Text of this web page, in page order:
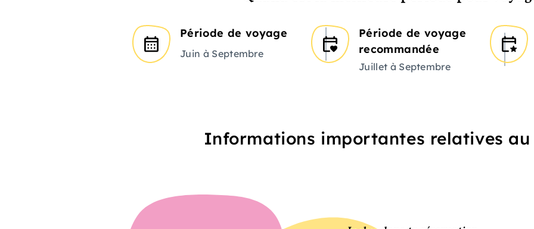
Période de voyage
Juin à Septembre
Période de voyage
recommandée
Juillet à Septembre
Informations importantes relatives au